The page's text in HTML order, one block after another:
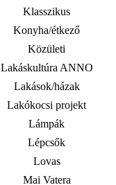
Klasszikus
Konyha/étkező
Közületi
Lakáskultúra ANNO
Lakások/házak
Lakókocsi projekt
Lámpák
Lépcsők
Lovas
Mai Vatera